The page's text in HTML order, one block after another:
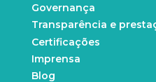
Governança
Transparência e
Certificações
Imprensa
Blog